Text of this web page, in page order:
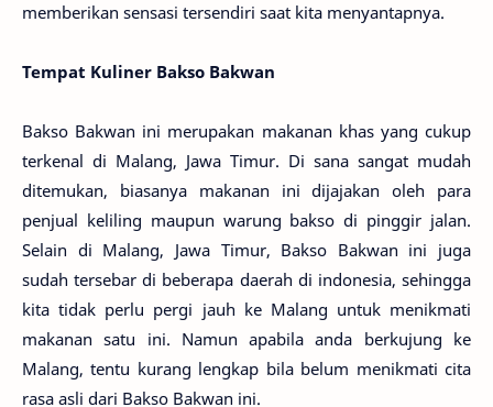
memberikan sensasi tersendiri saat kita menyantapnya.
Tempat Kuliner Bakso Bakwan
Bakso Bakwan ini merupakan makanan khas yang cukup
terkenal di Malang, Jawa Timur. Di sana sangat mudah
ditemukan, biasanya makanan ini dijajakan oleh para
penjual keliling maupun warung bakso di pinggir jalan.
Selain di Malang, Jawa Timur, Bakso Bakwan ini juga
sudah tersebar di beberapa daerah di indonesia, sehingga
kita tidak perlu pergi jauh ke Malang untuk menikmati
makanan satu ini. Namun apabila anda berkujung ke
Malang, tentu kurang lengkap bila belum menikmati cita
rasa asli dari Bakso Bakwan ini.